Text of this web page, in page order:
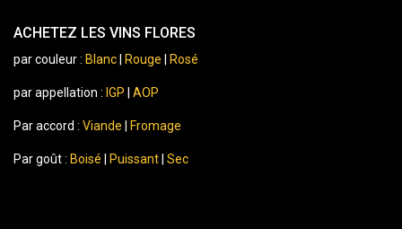
ACHETEZ LES VINS FLORES
par couleur : Blanc Rouge Rosé
par appellation : IGP AOP
Par accord : Viande Fromage
Par goût : Boisé Puissant Sec